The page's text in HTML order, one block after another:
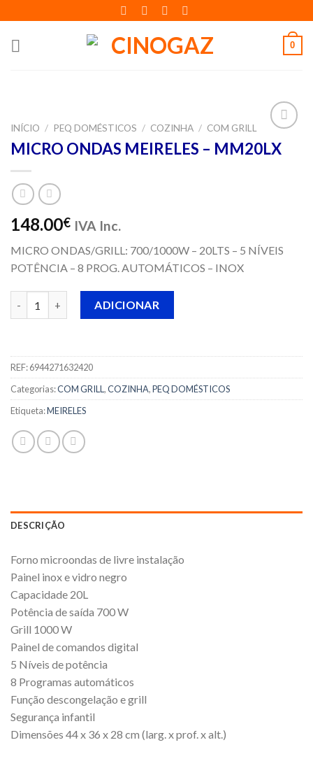
to
content
0
Adicionar
aos meus
INÍCIO / PEQ DOMÉSTICOS / COZINHA / COM GRILL
MICRO ONDAS MEIRELES – MM20LX
148.00€ IVA Inc.
MICRO ONDAS/GRILL: 700/1000W – 20LTS – 5 NÍVEIS
POTÊNCIA – 8 PROG. AUTOMÁTICOS – INOX
ADICIONAR
REF:6944271632420
Categorias:COM GRILL ,COZINHA,PEQ DOMÉSTICOS
Etiqueta:MEIRELES
DESCRIÇÃO
Forno microondas de livre instalação
Painel inox e vidro negro
Capacidade 20L
Potência de saída 700 W
Grill 1000 W
Painel de comandos digital
5 Níveis de potência
8 Programas automáticos
Função descongelação e grill
Segurança infantil
Dimensões 44 x 36 x 28 cm (larg. x prof. x alt.)